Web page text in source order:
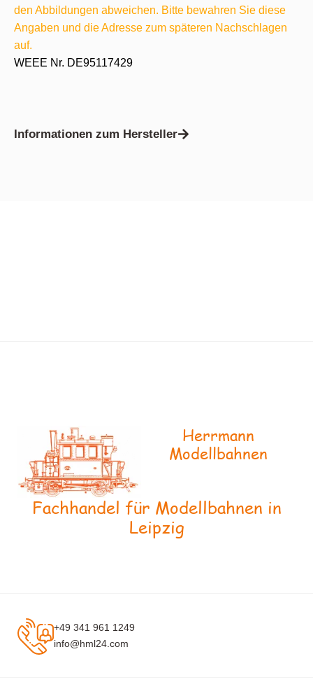
den Abbildungen abweichen. Bitte bewahren Sie diese
Angaben und die Adresse zum späteren Nachschlagen
auf.
WEEE Nr. DE95117429
Informationen zum Hersteller
Herrmann
Modellbahnen
Fachhandel für Modellbahnen in
Leipzig
+49 341 961 1249
info@hml24.com